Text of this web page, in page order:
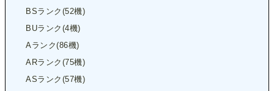
BSランク(52機)
BUランク(4機)
Aランク(86機)
ARランク(75機)
ASランク(57機)